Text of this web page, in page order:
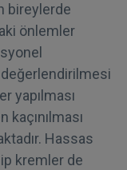
bireylerde
önlemler
değerlendirilmesi
yapılması
Hassas
kremler de